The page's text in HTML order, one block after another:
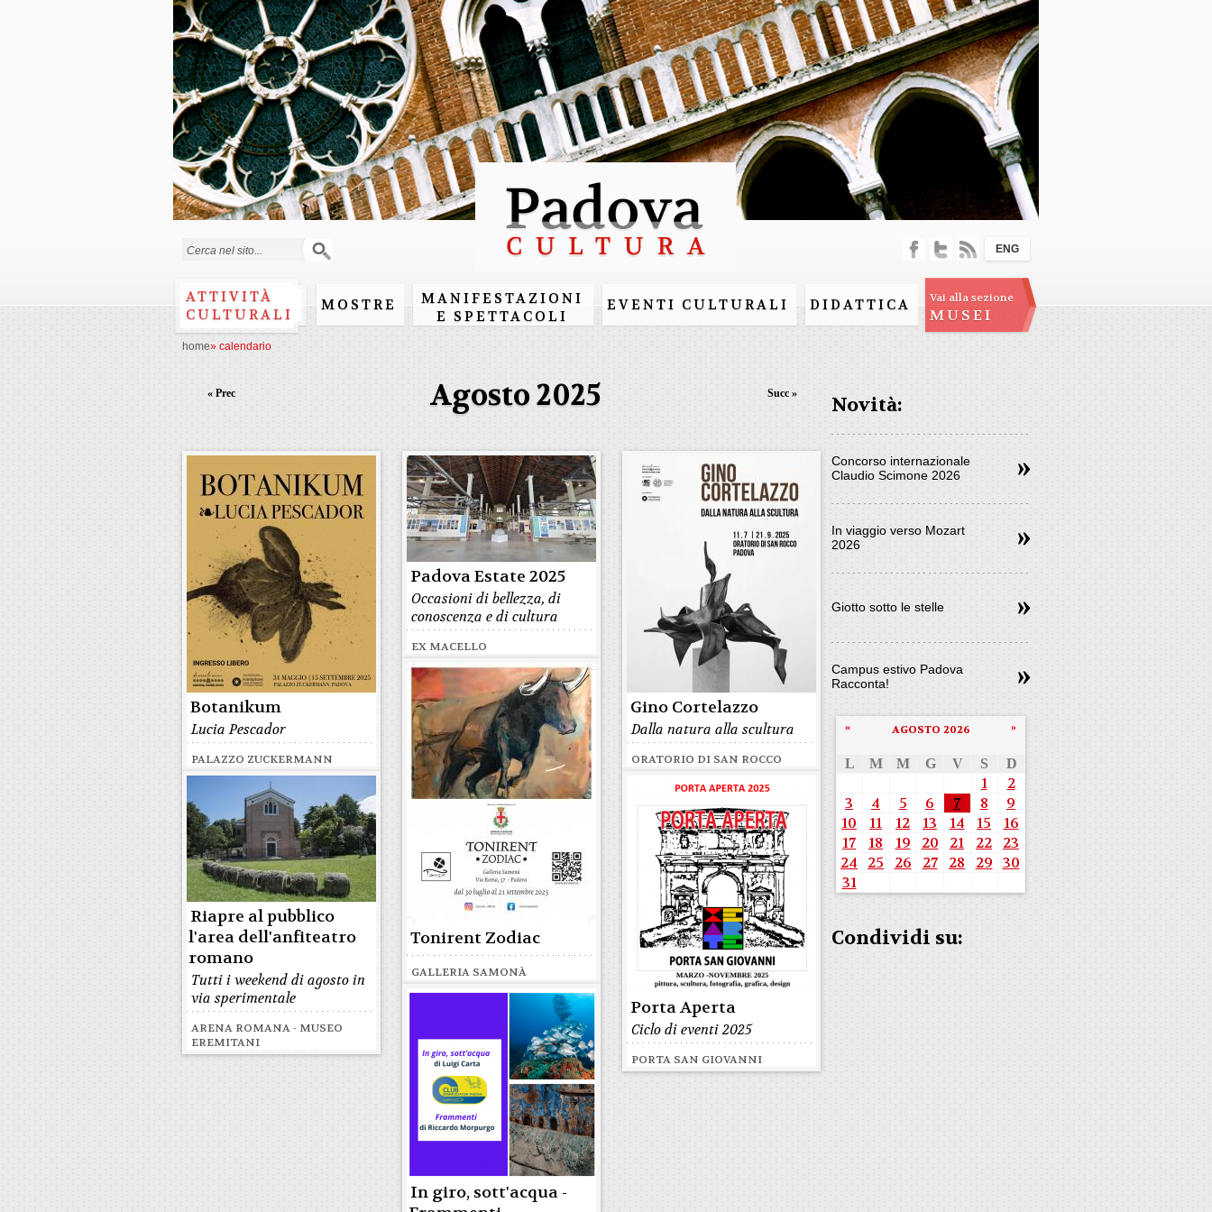
Salta al
contenuto
principale
Form di ricerca
ATTIVITÀ
CULTURALI
MOSTRE
MANIFESTAZIONI
E SPETTACOLI
EVENTI CULTURALI DIDATTICA Vai alla sezione
MUSEI
ENG
home» calendario
Agosto 2025
« Prec Succ »
Botanikum
Lucia Pescador
PALAZZO ZUCKERMANN
Padova Estate 2025
Occasioni di bellezza, di
conoscenza e di cultura
EX MACELLO
Gino Cortelazzo
Dalla natura alla scultura
ORATORIO DI SAN ROCCO
Tonirent Zodiac
GALLERIA SAMONÀ
Riapre al pubblico
l'area dell'anfiteatro
romano
Tutti i weekend di agosto in
via sperimentale
ARENA ROMANA - MUSEO
EREMITANI
Porta Aperta
Ciclo di eventi 2025
PORTA SAN GIOVANNI
In giro, sott'acqua -
Novità:
Concorso internazionale
Claudio Scimone 2026
In viaggio verso Mozart
2026
Giotto sotto le stelle
Campus estivo Padova
Racconta!
AGOSTO 2026
« »
L M M G V S D
1
2
3
4 5 6 7 8
9
10
11 12 13 14 15
16
17
18 19 20 21 22
23
24
25 26 27 28 29 30
31
Condividi su: